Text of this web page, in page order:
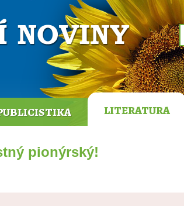
LITERATURA
pionýrský!